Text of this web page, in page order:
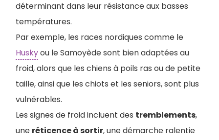
déterminant dans leur résistance aux basses
températures.
Par exemple, les races nordiques comme le
Huskyou le Samoyède sont bien adaptées au
froid, alors que les chiens à poils ras ou de petite
taille, ainsi que les chiots et les seniors, sont plus
vulnérables.
Les signes de froid incluent des tremblements,
une réticence à sortir, une démarche ralentie